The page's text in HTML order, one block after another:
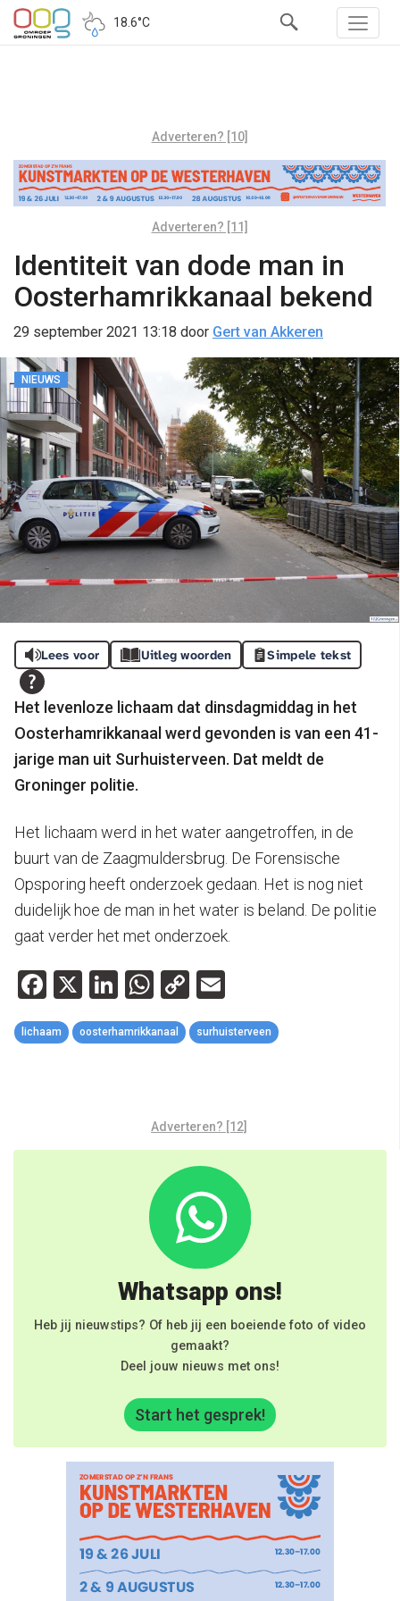
18.6°C
Adverteren? [10]
Adverteren? [11]
Identiteit van dode man in
Oosterhamrikkanaal bekend
29 september 2021 13:18 door Gert van Akkeren
NIEUWS
Lees voor Uitleg woorden Simpele tekst
Het levenloze lichaam dat dinsdagmiddag in het
Oosterhamrikkanaal werd gevonden is van een 41-
jarige man uit Surhuisterveen. Dat meldt de
Groninger politie.
Het lichaam werd in het water aangetroffen, in de
buurt van de Zaagmuldersbrug. De Forensische
Opsporing heeft onderzoek gedaan. Het is nog niet
duidelijk hoe de man in het water is beland. De politie
gaat verder het met onderzoek.
Facebook
X LinkedIn
WhatsApp
Copy
Link
lichaam oosterhamrikkanaal surhuisterveen
Adverteren? [12]
Whatsapp ons!
Heb jij nieuwstips? Of heb jij een boeiende foto of video
gemaakt?
Deel jouw nieuws met ons!
Start het gesprek!